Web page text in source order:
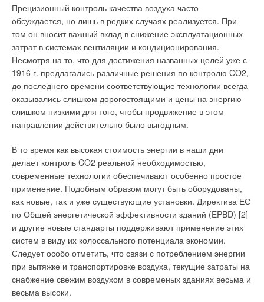
Прецизионный контроль качества воздуха часто
обсуждается, но лишь в редких случаях реализуется. При
том он вносит важный вклад в снижение эксплуатационных
затрат в системах вентиляции и кондиционирования.
Несмотря на то, что для достижения названных целей уже с
1916 г. предлагались различные решения по контролю CO2,
до последнего времени соответствующие технологии всегда
оказывались слишком дорогостоящими и цены на энергию
слишком низкими для того, чтобы продвижение в этом
направлении действительно было выгодным.
В то время как высокая стоимость энергии в наши дни
делает контроль CO2 реальной необходимостью,
современные технологии обеспечивают особенно простое
применение. Подобным образом могут быть оборудованы,
как новые, так и уже существующие установки. Директива ЕС
по Общей энергетической эффективности зданий (EPBD) [2]
и другие новые стандарты поддерживают применение этих
систем в виду их колоссального потенциала экономии.
Следует особо отметить, что связи с потреблением энергии
при вытяжке и транспортировке воздуха, текущие затраты на
снабжение свежим воздухом в современых зданиях весьма и
весьма высоки.
В ряду проблем российской национальной экономики есть
одна, решение которой должно стать важнейшим
приоритетом российской модернизации. Тем более что она,
к тому же, затрагивает интересы каждого гражданина страны.
Это беспрецедентно высокая затратность как отечественной
промышленности, так и всего нашего образа жизни.
Неслучайно в рамках первого заседания Комиссии по
модернизации и технологическому развитию экономики
России именно эту проблему президент Российской
Федерации Дмитрий Медведев поставил на первое место.
Низкая энергоэффективность до сих пор во многом
определяет экстенсивный тип нашей экономики. По мнению
многих экспертов, при сохранении существующего уровня
энергозатратности через 15–20 лет наша страна может
пройти «точку невозврата» в конкурентоспособности, с
риском быть отброшенной на периферию глобальной
экономики и политики.
Жизненная необходимость
По оценкам экспертов Всероссийского совещания
«Энергоэффективность — основа устойчивого развития
сейчас большие перепады температур, думаю, в любом
случае уровень тепла надо держать, — заявил мэр столицы
Сергей Собянин. — А если у нас есть перегретые дома, то
это говорит о неправильном регулировании сетей.
Этим тоже надо заниматься». Подобная проблема
существует не только в столице, но в любом российском
городе. Поставщики ресурсов утверждают, что у них нет
технической возможности уменьшить температуру
теплоносителя. Однако, как считают некоторые
в подобном регулировании. «Коммунальщики просто деньги
зарабатывают. Дело в том, что с прошлого года мы платим
за отопление по новой схеме.
Не по количеству квадратных метров в квартире, а за
фактически поставленные в здание гигакалории. Почти в
каждом московском доме установлен теплосчетчик. Вот по
его указаниям и производится оплата. Коммунальщикам
выгодно поставить больше тепла. Больше гигакалорий —
выше оплата», — считает эксперт московского «Института
экономики города» Владилен Прокофьев. Впрочем, винить
только коммунальные службы не стоит. Проблема